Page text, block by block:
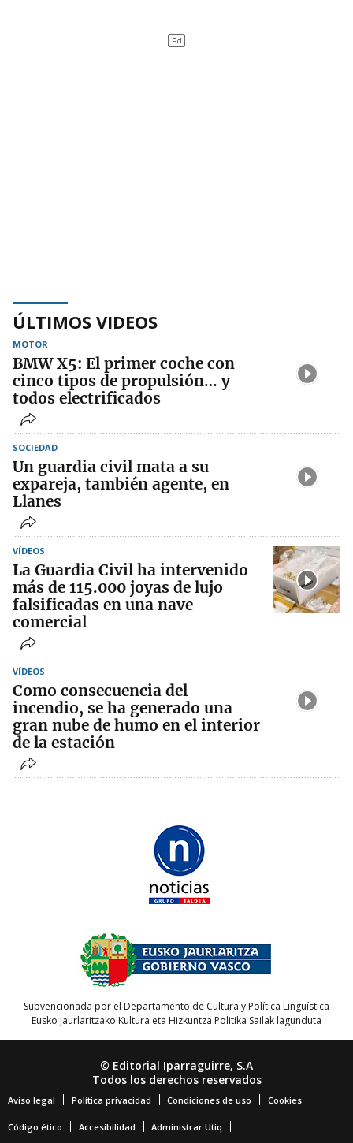
ÚLTIMOS VIDEOS
MOTOR
BMW X5: El primer coche con
cinco tipos de propulsión… y
todos electrificados
SOCIEDAD
Un guardia civil mata a su
expareja, también agente, en
Llanes
VÍDEOS
La Guardia Civil ha intervenido
más de 115.000 joyas de lujo
falsificadas en una nave
comercial
VÍDEOS
Como consecuencia del
incendio, se ha generado una
gran nube de humo en el interior
de la estación
Subvencionada por el Departamento de Cultura y Política Lingüística
Eusko Jaurlaritzako Kultura eta Hizkuntza Politika Sailak lagunduta
© Editorial Iparraguirre, S.A
Todos los derechos reservados
Aviso legal Política privacidad Condiciones de uso Cookies
Código ético Accesibilidad Administrar Utiq